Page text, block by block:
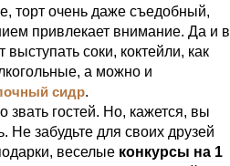
торт очень даже съедобный,
привлекает внимание. Да и в
выступать соки, коктейли, как
а можно и
сидр.
звать гостей. Но, кажется, вы
забудьте для своих друзей
веселые конкурсы на 1